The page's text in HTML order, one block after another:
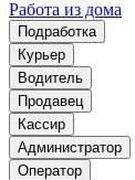
Работа из дома
Подработка
Курьер
Водитель
Продавец
Кассир
Администратор
Оператор